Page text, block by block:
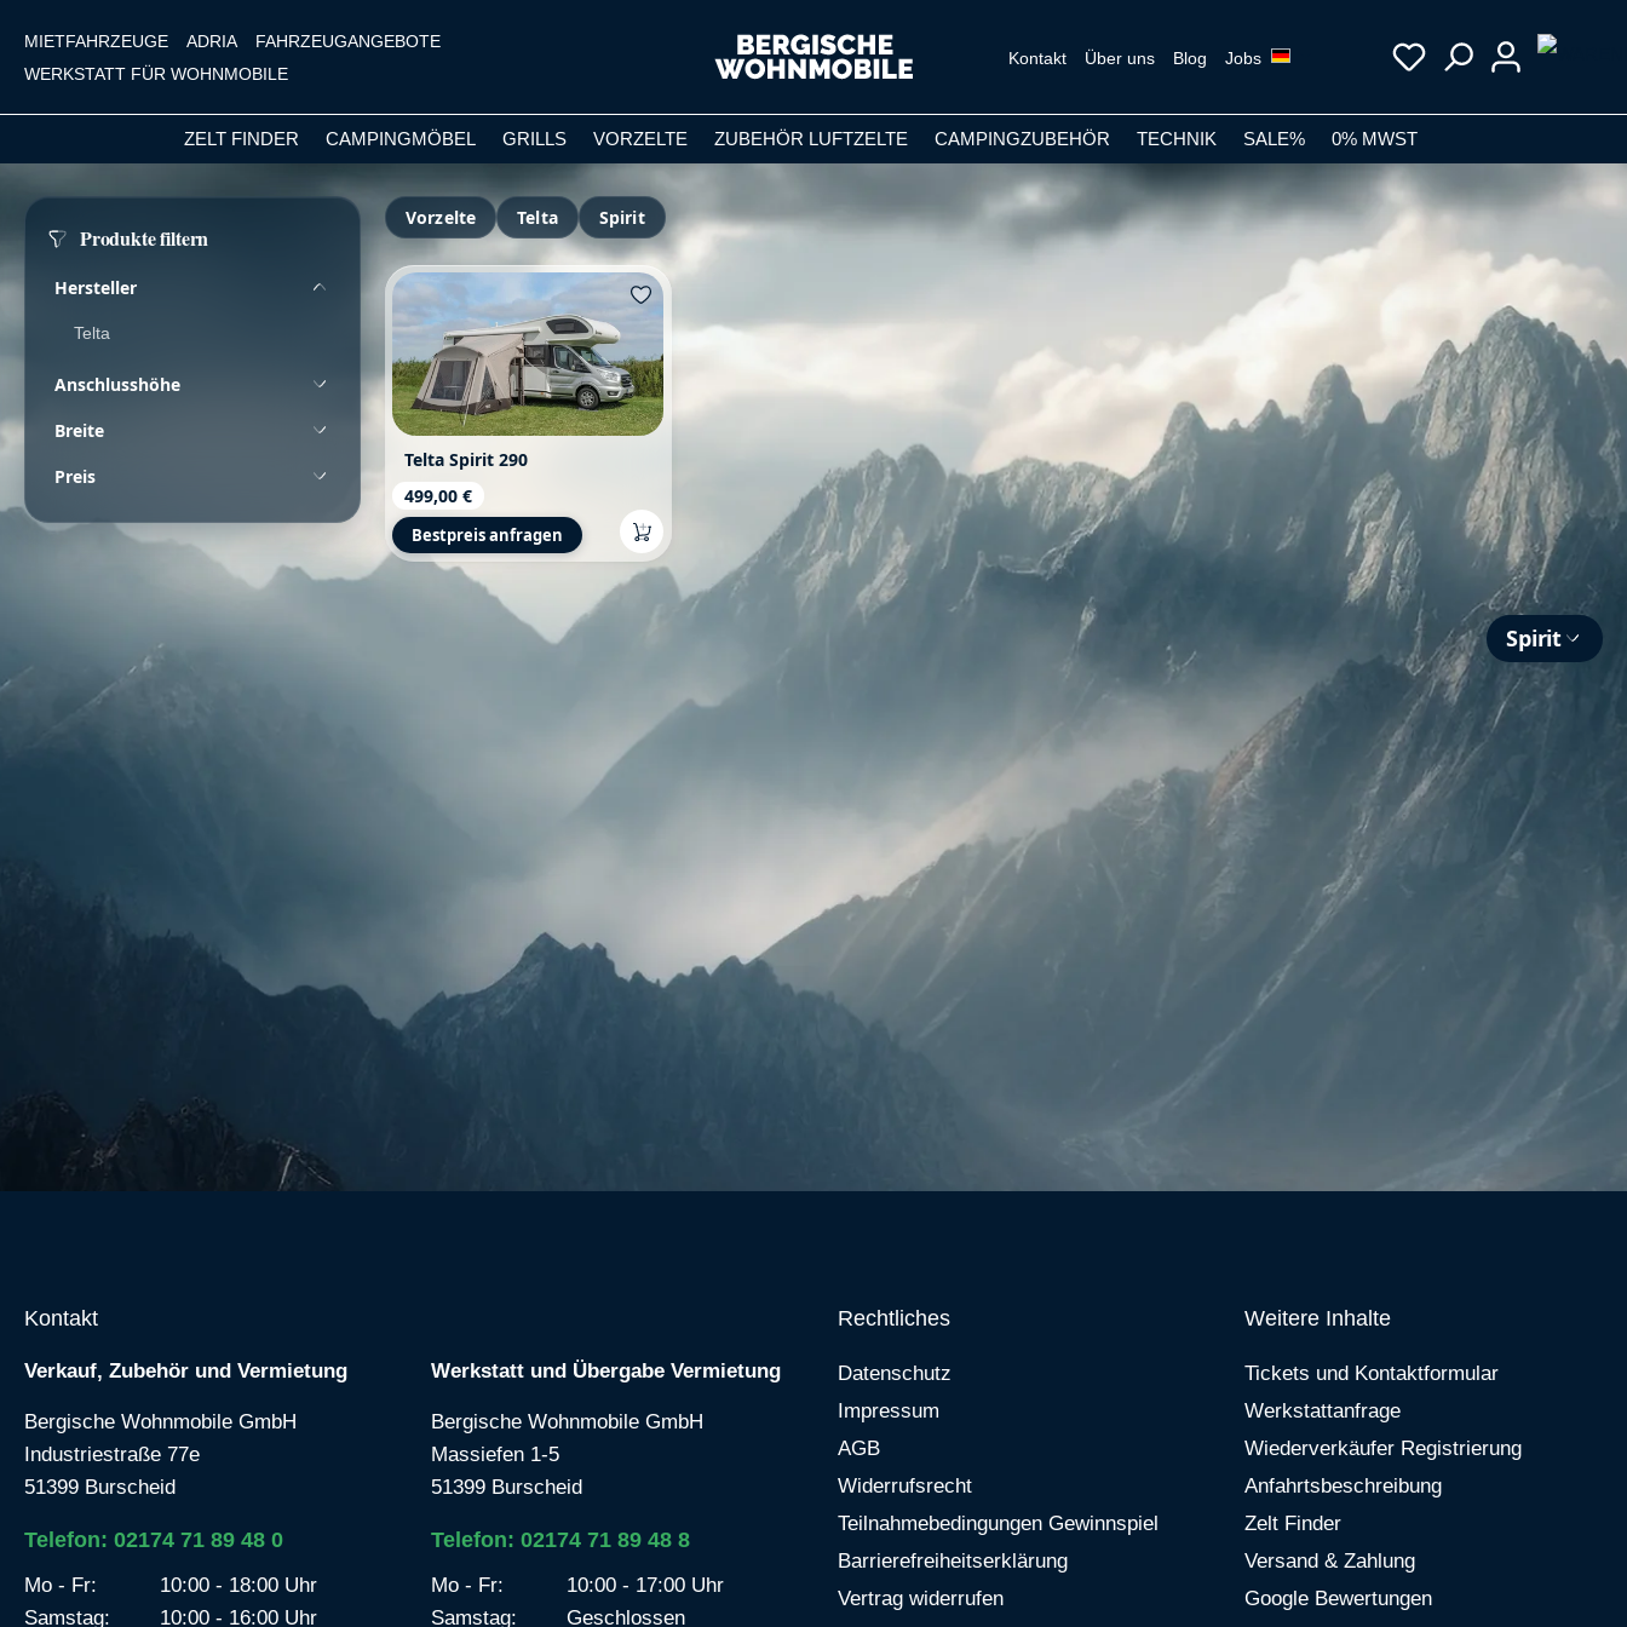
MIETFAHRZEUGE ADRIA
FAHRZEUGANGEBOTE
WERKSTATT FÜR WOHNMOBILE
Kontakt Über uns Blog Jobs
ZELT FINDER CAMPINGMÖBEL GRILLS VORZELTE ZUBEHÖR LUFTZELTE CAMPINGZUBEHÖR TECHNIK SALE% 0% MWST
Produkte filtern
Hersteller
Telta
Anschlusshöhe
Breite
Preis
Vorzelte Telta Spirit
Telta Spirit 290
Regulärer Preis:
499,00 €
Bestpreis anfragen
Spirit
Kontakt
Verkauf, Zubehör und Vermietung
Bergische Wohnmobile GmbH
Industriestraße 77e
51399 Burscheid
Telefon: 02174 71 89 48 0
Mo - Fr:
10:00 - 18:00 Uhr
Samstag:
10:00 - 16:00 Uhr
Werkstatt und Übergabe Vermietung
Bergische Wohnmobile GmbH
Massiefen 1-5
51399 Burscheid
Telefon: 02174 71 89 48 8
Mo - Fr:
10:00 - 17:00 Uhr
Samstag:
Geschlossen
Rechtliches
Datenschutz
Impressum
AGB
Widerrufsrecht
Teilnahmebedingungen Gewinnspiel
Barrierefreiheitserklärung
Vertrag widerrufen
Weitere Inhalte
Tickets und Kontaktformular
Werkstattanfrage
Wiederverkäufer Registrierung
Anfahrtsbeschreibung
Zelt Finder
Versand & Zahlung
Google Bewertungen